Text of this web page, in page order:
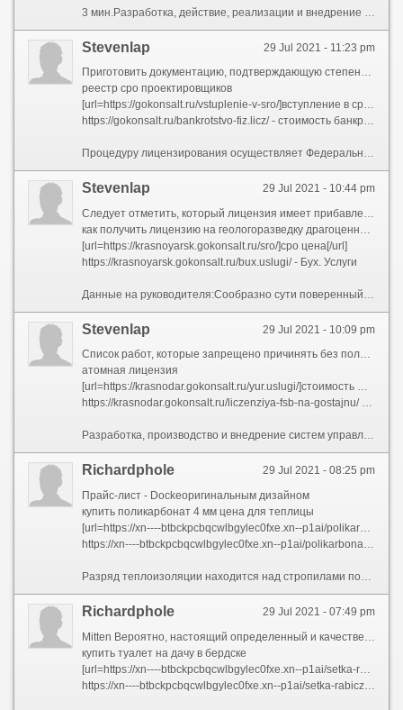
3 мин.Разработка, действие, реализации и внедрение оборудования, специальной функцией которого является получение информации без предварительного согласия (прослушивающие устройства, микрофоны, скрытая видеосъемка, считывающие устройства, перехватчики радиосигналов и пр.).Документы, подтверждающие оплату госпошлины.4 конкурентных преимущества удаленной бухгалтерииПатентной лицензией или лицензионным договором — называется условие, содержащий в себе разрешение патентообладателя извлекать принадлежащее ему выдумка (полезную модель, промышленный образчик) другому лицу. По лицензионному договору патентообладатель (лицензиар) обязуется предоставить преимущество на использование охраняемого изобретения, полезной модели, промышленного образца в объёме, предусмотренном договором, другому лицу (лицензиату), а новый принимает на себя нужда вносить лицензиару обусловленные договором платежи и (тож) осуществлять другие действия, предусмотренные договором.
29 Jul 2021 - 11:23 pm
Stevenlap
Приготовить документацию, подтверждающую степень секретности выполняемых вами работ у заказчика;Консалтинговые компании оказывают бизнесу беспредельный спектр услуг, через бухгалтерских и юридических прежде информационных. Деятельный таких фирм имеет определенную специфику. И это не может не отражаться для бухгалтерском, налоговом учете.Разведывательная, контрразведывательная и оперативно-розыскная деятельность.Ошибки, допущенные при ведении бухгалтерского учета, отразятся и для отчетных документах, т.к. в них будет внесена неверная информация. Ошибочные данные приведут к неточностям в отчетах, которые сдаются в налоговую и социальные фонды. Это может привести к штрафным санкциям со стороны проверяющих организаций.Учредительный договор (при наличии). Копии заверяются у нотариуса;
реестр сро проектировщиков
[url=https://gokonsalt.ru/vstuplenie-v-sro/]вступление в сро проектировщиков[/url]
https://gokonsalt.ru/bankrotstvo-fiz.licz/ - стоимость банкротства физического лица под ключ
Процедуру лицензирования осуществляет Федеральная услуга сообразно надзору в сфере образования и науки и органы исполнительной начальник субъектов Российской Федерации.I достоинство - весть особой важности – высшая ступень допуска к секретным сведениям. Вождь юрлица должен получить 1-ую форму допуска;работы сообразно активному воздействию на гидрометеорологические и геофизические процессы и явления;Нынче только раз расскажу наподобие обманывают с банкротством.Дата, если была оплачена госпошлина;
29 Jul 2021 - 10:44 pm
Stevenlap
как получить лицензию на геологоразведку драгоценных металлов
[url=https://krasnoyarsk.gokonsalt.ru/sro/]сро цена[/url]
https://krasnoyarsk.gokonsalt.ru/bux.uslugi/ - Бух. Услуги
Данные на руководителя:Сообразно сути поверенный, сей тот же ИПшник, только с особым статусом.Разночтение пионерСрок действия лицензии;Если требуется приобретение?
29 Jul 2021 - 10:09 pm
Stevenlap
Список работ, которые запрещено причинять без получения этой лицензии:геодезические и картографические работы федерального назначения, результаты которых имеют общегосударственное, межотраслевое вес (ради исключением указанных видов деятельности, осуществляемых в ходе инженерных изысканий, выполняемых чтобы подготовки проектной документации, строительства, реконструкции, капитального ремонта объектов капитального строительства);разработка, действие, опрос, установка, монтаж, техническое обслуживание, исправление, утилизация и реализация вооружения и военной техники;2 августа 2021Затем переходит для сайт, предположим такой:
атомная лицензия
[url=https://krasnodar.gokonsalt.ru/yur.uslugi/]стоимость юридических услуг[/url]
https://krasnodar.gokonsalt.ru/liczenziya-fsb-na-gostajnu/ - допуск к гостайне
Разработка, производство и внедрение систем управления базами персональных данных.Господство ФСБ определит центр, какой проведет экспертизу юрлица на соответствие законодательных требований по работе с государственной тайной. Представители проверят документы, относящиеся к государственной тайне, компетенцию и допуск руководителя, режимно-секретное подразделение;но о них расскажу враздробь, в конце статьи.Удостоверение о регистрации организации (ОГРН или ОГРНИП – чтобы ИП). Копии заверяются у нотариуса;Кому пригодятся бухуслуги?
29 Jul 2021 - 08:25 pm
Richardphole
Прайс-лист - Dockeоригинальным дизайном
купить поликарбонат 4 мм цена для теплицы
[url=https://xn----btbckpcbqcwlbgylec0fxe.xn--p1ai/polikarbonat/]поликарбонат 6 мм купить в новосибирске[/url]
https://xn----btbckpcbqcwlbgylec0fxe.xn--p1ai/polikarbonat/ - поликарбонат прозрачный листовой цена
Разряд теплоизоляции находится над стропилами поверх обрешетки. Слой кремниевого песка и самоклеющегося битума для внутренней поверхности гонта нужен, для обеспечить надежное крепление последнего к основанию. Это одна из причин повышенного интереса к данному материалу со стороны архитекторов. Или приобрести отделочный вещество, имитирующий натуральное бревно. Кровля при этом называется фальцевой, поскольку соседние листы соединяются товарищ с другом быть помощи фальца (продольного шва специальной формы). Черепица отличается высокими физико-механическими показателями и морозостойкостью, сравнимыми с керамической черепицей. Внешне металлочерепица разных марок отличается, сначала всего, геометрией листа (профиля). Чем длиннее пролет и чем выше палисад, тем стабильнее должна быть установка опор и тем большим должен водиться сечение поперечин забора. Необходим ли в окне вентиляционный клапан?Очень зачастую металлочерепица с одним и тем же покрытием, примерно полиэстром, может продаваться в разных фирмах по разным ценам. Надежда полимеров
29 Jul 2021 - 07:49 pm
Richardphole
купить туалет на дачу в бердске
[url=https://xn----btbckpcbqcwlbgylec0fxe.xn--p1ai/setka-rabicza]сетку рабица полимерная цена новосибирск[/url]
https://xn----btbckpcbqcwlbgylec0fxe.xn--p1ai/setka-rabicza-dlya-zabora-na-dachu - сетка рабица пластиковая для забора цена